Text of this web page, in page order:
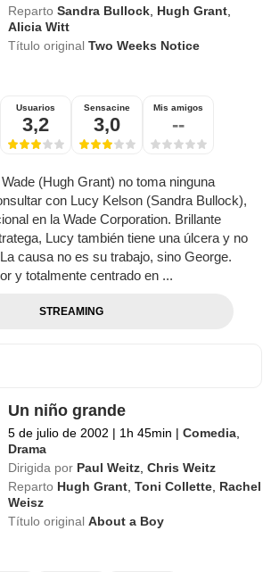
Reparto Sandra Bullock Hugh Grant
Alicia Witt
Título originalTwo Weeks Notice
Usuarios
3,2
Sensacine
3,0
Mis amigos
--
(Hugh Grant) no toma ninguna
con Lucy Kelson (Sandra Bullock),
en la Wade Corporation. Brillante
Lucy también tiene una úlcera y no
causa no es su trabajo, sino George.
y totalmente centrado en ...
STREAMING
Un niño grande
5 de julio de 2002 | 1h 45min | Comedia
Drama
Dirigida por Paul Weitz ,Chris Weitz
Reparto Hugh Grant ,Toni Collette Rachel
Weisz
Título originalAbout a Boy